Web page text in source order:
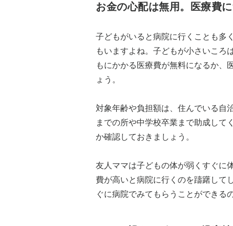
お金の心配は無用。医療費
子どもがいると病院に行くことも多
もいますよね。子どもが小さいころ
もにかかる医療費が無料になるか、
ょう。
対象年齢や負担額は、住んでいる自
までの所や中学校卒業まで助成して
か確認しておきましょう。
友人ママは子どもの体が弱くすぐに
費が高いと病院に行くのを躊躇して
ぐに病院でみてもらうことができる